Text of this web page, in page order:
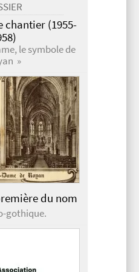
chantier (1955-
le symbole de
»
du nom
gothique.